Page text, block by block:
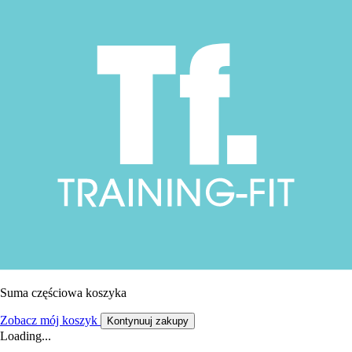
Suma częściowa koszyka
Zobacz mój koszyk Kontynuuj zakupy
Loading...